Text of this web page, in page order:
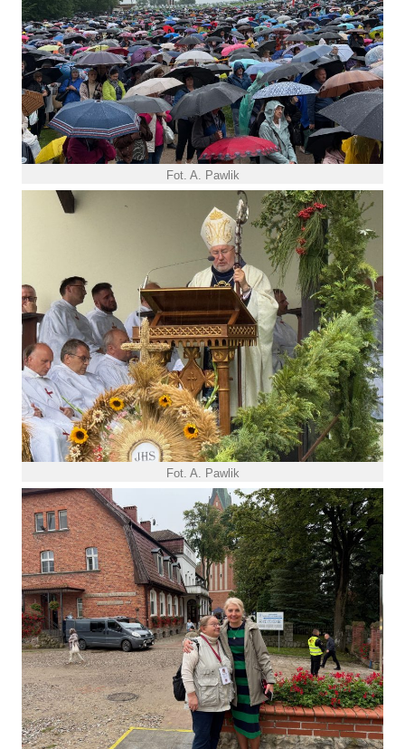
Fot. A. Pawlik
Fot. A. Pawlik